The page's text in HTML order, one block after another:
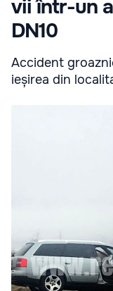
vii într-un
DN10
Accident
ieșirea din